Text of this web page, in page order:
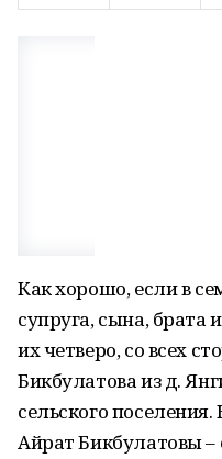
Как хорошо, если в
супруга, сына, брата
их четверо, со всех
Бикбулатова из д.
сельского
Айрат Бикбулатовы –